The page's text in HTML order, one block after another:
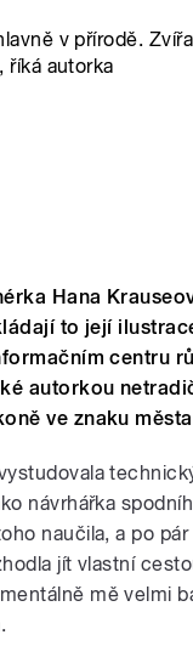
v přírodě.
říká autorka
Hana
to její
centru
autorkou
ve znaku
návrhářka
naučila, a po
jít vlastní
mě velmi